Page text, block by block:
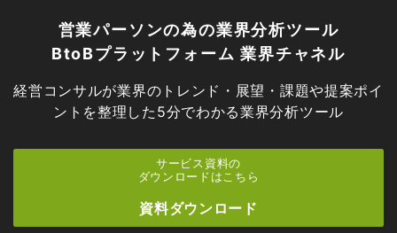
営業パーソンの為の業界分析ツール
BtoBプラットフォーム 業界チャネル
経営コンサルが業界のトレンド・展望・課題や提案ポイ
ントを整理した5分でわかる業界分析ツール
サービス資料の
ダウンロードはこちら
資料ダウンロード